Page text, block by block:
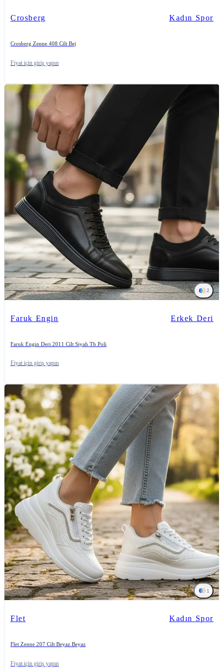
Crosberg Kadın Spor
Crosberg Zenne 408 Cilt Bej
Fiyat için giriş yapın
2
Faruk Engin Erkek Deri
Faruk Engin Deri 2011 Cilt Siyah Tb Poli
Fiyat için giriş yapın
1
Flet Kadın Spor
Flet Zenne 207 Cilt Beyaz Beyaz
Fiyat için giriş yapın